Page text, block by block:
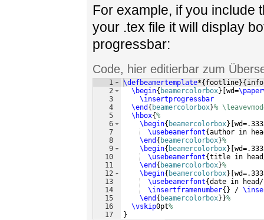
For example, if you include
your .tex file it will display
progressbar:
Code, hier editierbar zum
1
2
3
4
5
6
7
8
9
10
11
12
13
14
15
16
17
\defbeamertemplate*{ footline}{
\begin{ beamercolorbox} wd=
\insertprogressbar
\end { beamercolorbox}%
\hbox{%
\begin{ beamercolorbox}
\usebeamerfont{author in
\end { beamercolorbox}%
\begin{ beamercolorbox}
\usebeamerfont{title in
\end { beamercolorbox}%
\begin{ beamercolorbox}
\usebeamerfont{date in
\insertframenumber{ } /
\end { beamercolorbox} }%
\vskip0pt%
}